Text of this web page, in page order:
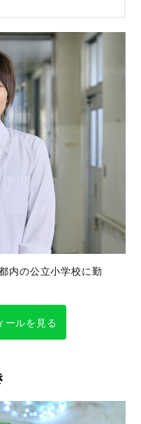
内の公立小学校に勤
ールを見る